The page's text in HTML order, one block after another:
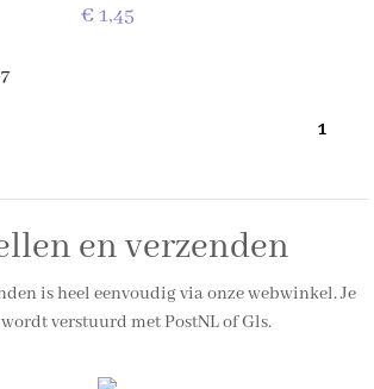
€ 1,45
1
en verzenden
is heel eenvoudig via onze webwinkel. Je
verstuurd met PostNL of Gls.